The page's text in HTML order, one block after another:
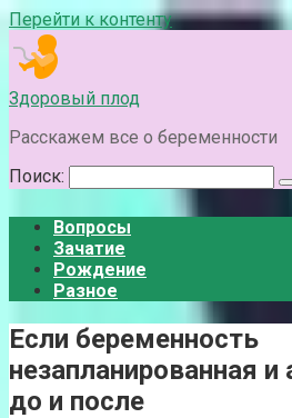
Перейти к контенту
Здоровый плод
Расскажем все о беременности
Поиск:
Вопросы
Зачатие
Рождение
Разное
Если беременность
незапланированная
до и после